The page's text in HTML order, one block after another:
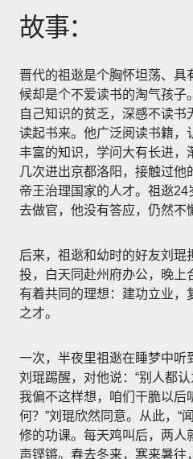
故事：
晋代的祖逖是个胸怀坦荡、具
候却是个不爱读书的淘气孩子
自己知识的贫乏，深感不读
读起书来。他广泛阅读书籍，
丰富的知识，学问大有长进，
几次进出京都洛阳，接触过
帝王治理国家的人才。祖逖
去做官，他没有答应，仍然不
后来，祖逖和幼时的好友刘琨
投，白天同赴州府办公，晚上
有着共同的理想：建功立业，
之才。
一次，半夜里祖逖在睡梦中听
刘琨踢醒，对他说：“别人都
我偏不这样想，咱们干脆以后
何？”刘琨欣然同意。从此，“
修的功课。每天鸡叫后，两人
声铿锵。春去冬来，寒来暑往